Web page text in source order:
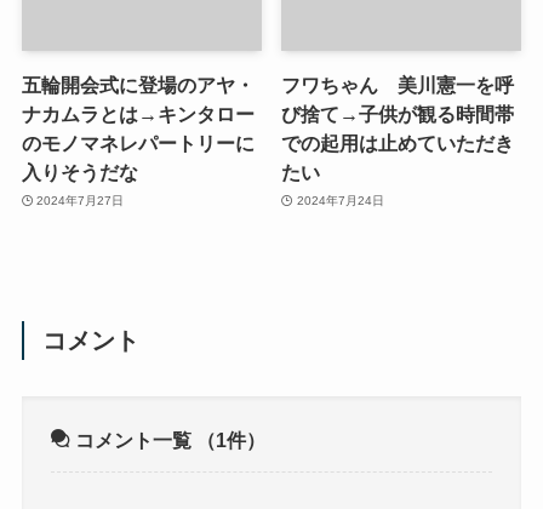
五輪開会式に登場のアヤ・
ナカムラとは→キンタロー
のモノマネレパートリーに
入りそうだな
2024年7月27日
フワちゃん 美川憲一を呼
び捨て→子供が観る時間帯
での起用は止めていただき
たい
2024年7月24日
コメント
コメント一覧 （1件）